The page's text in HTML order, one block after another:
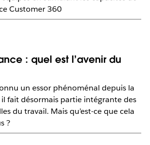
Customer 360
: quel est l’avenir du
un essor phénoménal depuis la
fait désormais partie intégrante des
du travail. Mais qu’est-ce que cela
?